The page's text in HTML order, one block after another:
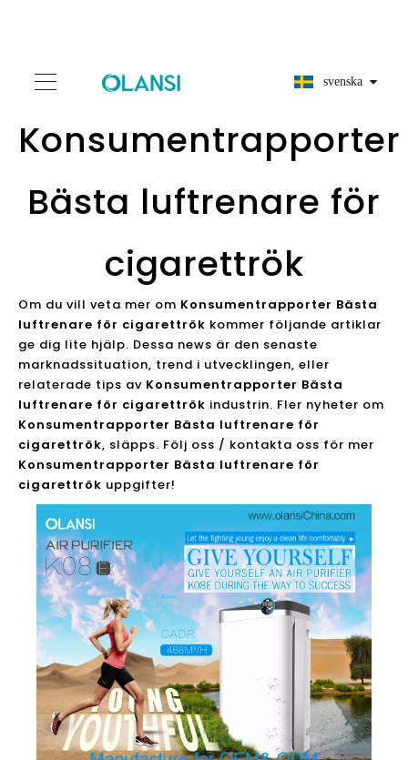
Konsumentrapporter
Bästa luftrenare för
cigarettrök
luftrenare för cigarettrökkommer följande artiklar
ge dig lite hjälp. Dessa news är den senaste
marknadssituation, trend i utvecklingen, eller
relaterade tips avKonsumentrapporter Bästa
luftrenare för cigarettrökindustrin. Fler nyheter om
Konsumentrapporter Bästa luftrenare för
cigarettrök, släpps. Följ oss / kontakta oss för mer
Konsumentrapporter Bästa luftrenare för
cigarettrökuppgifter!
Bästa China Air Purifier Air Claner -tillverkare för damm och begagnad rök